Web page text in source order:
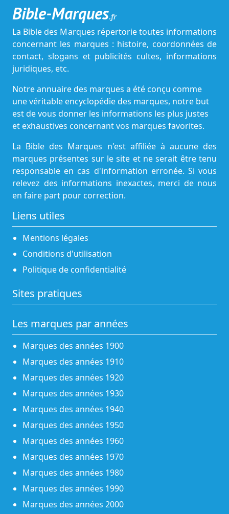
Bible-Marques.fr
La Bible des Marques répertorie toutes informations
concernant les marques : histoire, coordonnées de
contact, slogans et publicités cultes, informations
juridiques, etc.
Notre annuaire des marques a été conçu comme
une véritable encyclopédie des marques, notre but
est de vous donner les informations les plus justes
et exhaustives concernant vos marques favorites.
La Bible des Marques n'est affiliée à aucune des
marques présentes sur le site et ne serait être tenu
responsable en cas d'information erronée. Si vous
relevez des informations inexactes, merci de nous
en faire part pour correction.
Liens utiles
Mentions légales
Conditions d'utilisation
Politique de confidentialité
Sites pratiques
Les marques par années
Marques des années 1900
Marques des années 1910
Marques des années 1920
Marques des années 1930
Marques des années 1940
Marques des années 1950
Marques des années 1960
Marques des années 1970
Marques des années 1980
Marques des années 1990
Marques des années 2000